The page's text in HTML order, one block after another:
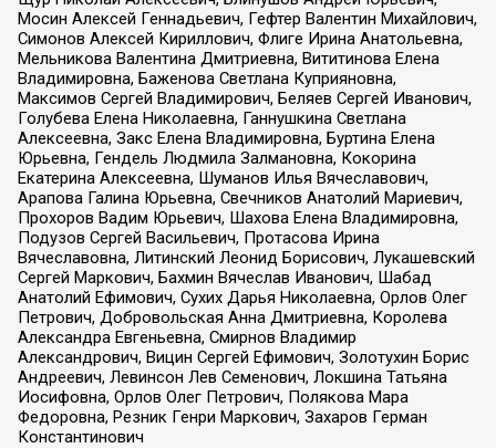
Мосин Алексей Геннадьевич, Гефтер Валентин Михайлович,
Симонов Алексей Кириллович, Флиге Ирина Анатольевна,
Мельникова Валентина Дмитриевна, Вититинова Елена
Владимировна, Баженова Светлана Куприяновна,
Максимов Сергей Владимирович, Беляев Сергей Иванович,
Голубева Елена Николаевна, Ганнушкина Светлана
Алексеевна, Закс Елена Владимировна, Буртина Елена
Юрьевна, Гендель Людмила Залмановна, Кокорина
Екатерина Алексеевна, Шуманов Илья Вячеславович,
Арапова Галина Юрьевна, Свечников Анатолий Мариевич,
Прохоров Вадим Юрьевич, Шахова Елена Владимировна,
Подузов Сергей Васильевич, Протасова Ирина
Вячеславовна, Литинский Леонид Борисович, Лукашевский
Сергей Маркович, Бахмин Вячеслав Иванович, Шабад
Анатолий Ефимович, Сухих Дарья Николаевна, Орлов Олег
Петрович, Добровольская Анна Дмитриевна, Королева
Александра Евгеньевна, Смирнов Владимир
Александрович, Вицин Сергей Ефимович, Золотухин Борис
Андреевич, Левинсон Лев Семенович, Локшина Татьяна
Иосифовна, Орлов Олег Петрович, Полякова Мара
Федоровна, Резник Генри Маркович, Захаров Герман
Константинович